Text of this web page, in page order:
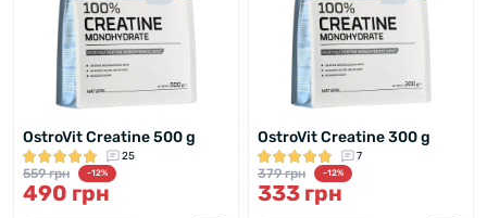
OstroVit Creatine 500 g
25
559 грн -12%
490 грн
OstroVit Creatine 300 g
7
379 грн -12%
333 грн